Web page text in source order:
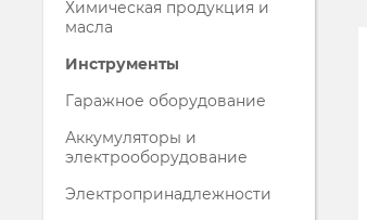
Химическая продукция и
масла
Инструменты
Гаражное оборудование
Аккумуляторы и
электрооборудование
Электропринадлежности